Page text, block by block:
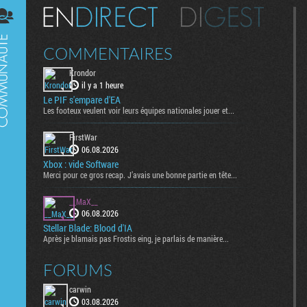
Digest
COMMENTAIRES
Krondor
il y a 1 heure
Le PIF s'empare d'EA
Les footeux veulent voir leurs équipes nationales jouer et...
FirstWar
06.08.2026
Xbox : vide Software
Merci pour ce gros recap. J’avais une bonne partie en tête...
__MaX__
06.08.2026
Stellar Blade: Blood d'IA
Après je blamais pas Frostis eing, je parlais de manière...
FORUMS
carwin
03.08.2026